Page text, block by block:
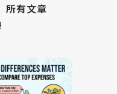
所有文章